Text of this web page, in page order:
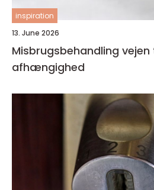
inspiration
13. June 2026
Misbrugsbehandling vejen til et liv uden
afhængighed